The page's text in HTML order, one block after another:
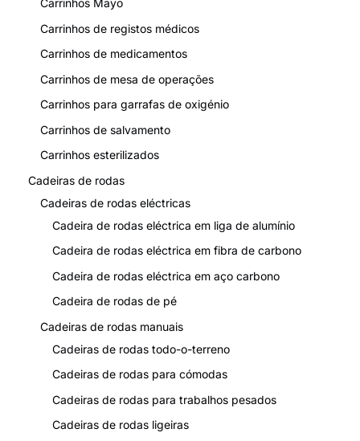
Carrinhos Mayo
Carrinhos de registos médicos
Carrinhos de medicamentos
Carrinhos de mesa de operações
Carrinhos para garrafas de oxigénio
Carrinhos de salvamento
Carrinhos esterilizados
Cadeiras de rodas
Cadeiras de rodas eléctricas
Cadeira de rodas eléctrica em liga de alumínio
Cadeira de rodas eléctrica em fibra de carbono
Cadeira de rodas eléctrica em aço carbono
Cadeira de rodas de pé
Cadeiras de rodas manuais
Cadeiras de rodas todo-o-terreno
Cadeiras de rodas para cómodas
Cadeiras de rodas para trabalhos pesados
Cadeiras de rodas ligeiras